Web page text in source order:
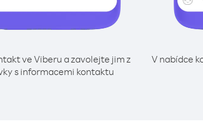
ve Viberu a zavolejte jim z
s informacemi kontaktu
V nabídce